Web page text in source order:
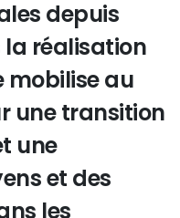
depuis
la réalisation
mobilise au
une transition
une
et des
les